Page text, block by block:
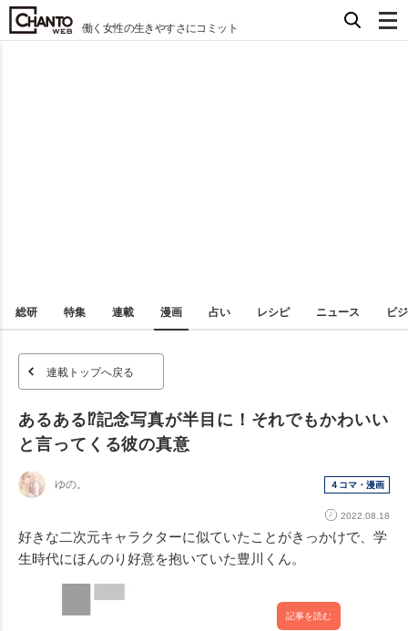
働く女性の生きやすさにコミット
総研 特集 連載 漫画 占い レシピ ニュース ビ
連載トップへ戻る
あるある⁉︎記念写真が半目に！それでもかわいい
と言ってくる彼の真意
ゆの。 ４コマ・漫画
2022.08.18
好きな二次元キャラクターに似ていたことがきっかけで、学
生時代にほんのり好意を抱いていた豊川くん。
記事を読む